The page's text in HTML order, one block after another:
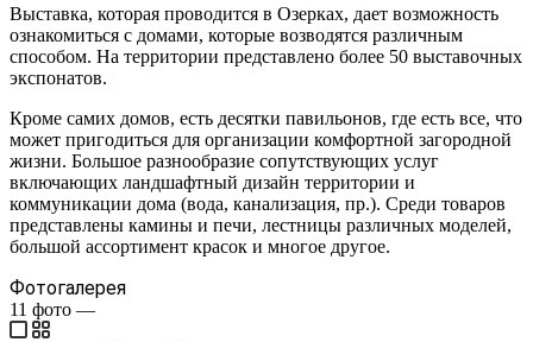
Выставка, которая проводится в Озерках, дает возможность
ознакомиться с домами, которые возводятся различным
способом. На территории представлено более 50 выставочных
экспонатов.
Кроме самих домов, есть десятки павильонов, где есть все, что
может пригодиться для организации комфортной загородной
жизни. Большое разнообразие сопутствующих услуг
включающих ландшафтный дизайн территории и
коммуникации дома (вода, канализация, пр.). Среди товаров
представлены камины и печи, лестницы различных моделей,
большой ассортимент красок и многое другое.
Фотогалерея
11 фото —